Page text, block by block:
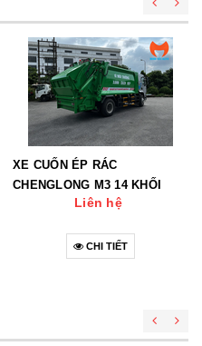
XE CUỐN ÉP RÁC
CHENGLONG M3 14 KHỐI
Liên hệ
CHI TIẾT